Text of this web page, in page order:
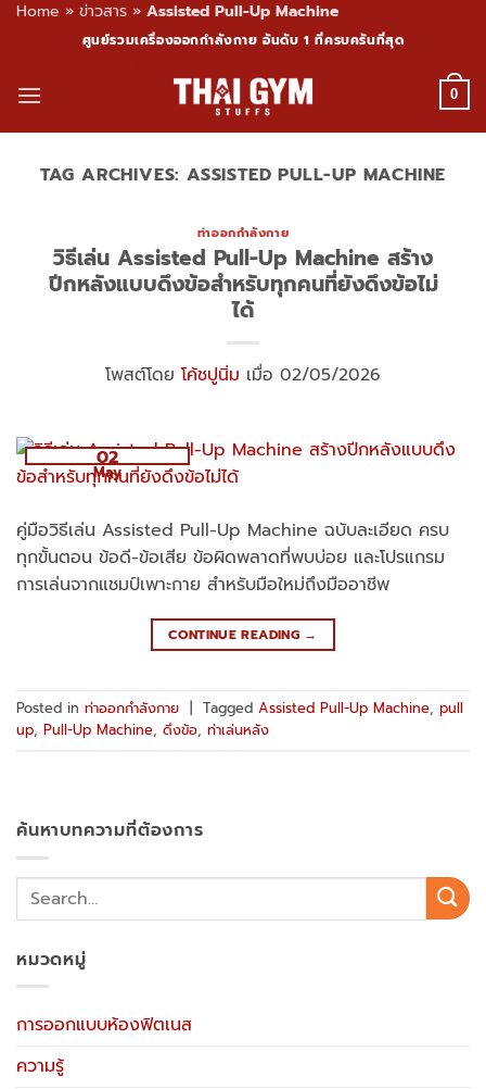
Home » ข่าวสาร » Assisted Pull-Up Machine
content
ศูนย์รวมเครื่องออกกำลังกาย อันดับ 1 ที่ครบครันที่สุด
0
TAG ARCHIVES: ASSISTED PULL-UP MACHINE
ท่าออกกำลังกาย
วิธีเล่น Assisted Pull-Up Machine สร้าง
ปีกหลังแบบดึงข้อสำหรับทุกคนที่ยังดึงข้อไม่
ได้
โพสต์โดย โค้ชปูนิ่ม เมื่อ 02/05/2026
02
May
คู่มือวิธีเล่น Assisted Pull-Up Machine ฉบับละเอียด ครบ
ทุกขั้นตอน ข้อดี-ข้อเสีย ข้อผิดพลาดที่พบบ่อย และโปรแกรม
การเล่นจากแชมป์เพาะกาย สำหรับมือใหม่ถึงมืออาชีพ
CONTINUE READING →
Posted in ท่าออกกำลังกาย Tagged Assisted Pull-Up Machine, pull
up, Pull-Up Machine, ดึงข้อ, ท่าเล่นหลัง
ค้นหาบทความที่ต้องการ
หมวดหมู่
การออกแบบห้องฟิตเนส
ความรู้